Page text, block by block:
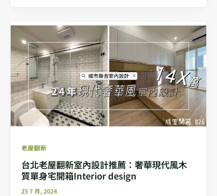
老屋翻新
台北老屋翻新室內設計推薦：奢華現代風木
質單身宅開箱Interior design
25 7 月, 2024